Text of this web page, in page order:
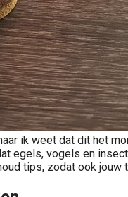
ik weet dat dit het
egels, vogels en
tips, zodat ook